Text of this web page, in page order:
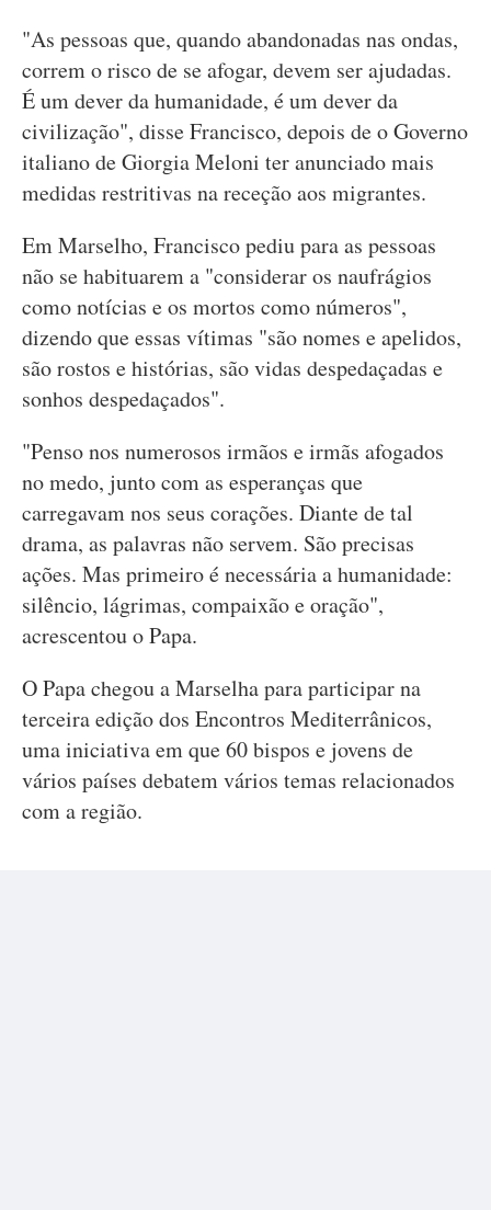
"As pessoas que, quando abandonadas nas ondas,
correm o risco de se afogar, devem ser ajudadas.
É um dever da humanidade, é um dever da
civilização", disse Francisco, depois de o Governo
italiano de Giorgia Meloni ter anunciado mais
medidas restritivas na receção aos migrantes.
Em Marselho, Francisco pediu para as pessoas
não se habituarem a "considerar os naufrágios
como notícias e os mortos como números",
dizendo que essas vítimas "são nomes e apelidos,
são rostos e histórias, são vidas despedaçadas e
sonhos despedaçados".
"Penso nos numerosos irmãos e irmãs afogados
no medo, junto com as esperanças que
carregavam nos seus corações. Diante de tal
drama, as palavras não servem. São precisas
ações. Mas primeiro é necessária a humanidade:
silêncio, lágrimas, compaixão e oração",
acrescentou o Papa.
O Papa chegou a Marselha para participar na
terceira edição dos Encontros Mediterrânicos,
uma iniciativa em que 60 bispos e jovens de
vários países debatem vários temas relacionados
com a região.